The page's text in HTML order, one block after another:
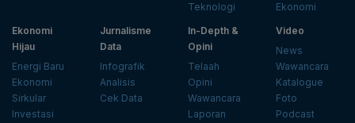
Teknologi
Ekonomi
Ekonomi
Hijau
Energi Baru
Ekonomi
Sirkular
Investasi
Jurnalisme
Data
Infografik
Analisis
Cek Data
In-Depth &
Opini
Telaah
Opini
Wawancara
Laporan
Video
News
Wawancara
Katalogue
Foto
Podcast